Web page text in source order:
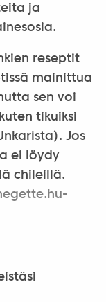
ja
reseptit
mainittua
sen voi
tikuiksi
Jos
ei löydy
chileillä.